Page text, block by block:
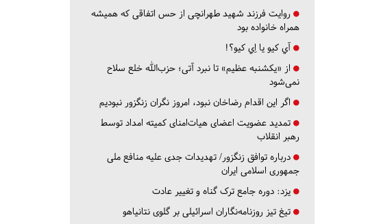
روایت فرزند شهید طهرانچی از حس اتفاقی که همیشه
همراه خانواده بود
آي كيو يا اِي كيو؟!
از «یکشنبه عظیم» تا نبرد آتی؛ حزب‌الله خلع سلاح
نمی‌شود
اگر این اقدام رضاخان نبود، امروز نگران زنگزور نبودیم
تمدید عضویت اعضای هیات‌امنای کمیته امداد توسط
رهبر انقلاب
درباره توافق زنگزور/ تهدیدات جدی علیه منافع ملی
جمهوری اسلامی ایران
یزد: دوره جامع ترک گناه و تغییر عادت
تیغ تیز روزنامه‌نگاران اسرائیلی بر گلوی نتانیاهو